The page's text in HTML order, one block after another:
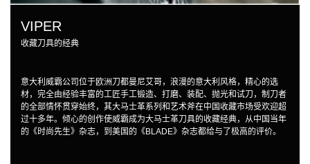
VIPER
收藏刀具的经典
意大利威霸公司位于欧洲刀都曼尼艾哥，浪漫的意大利风格，精心的选
材，完全由经验丰富的工匠手工锻造、打磨、装配、抛光和试刀，制刀者
的全部情怀贯穿始终，其大马士革系列和艺术斧在中国收藏市场受欢迎超
过十多年。倾心的创作使威霸成为大马士革刀具的收藏经典，从中国当年
的《时尚先生》杂志，到美国的《BLADE》杂志都给与了极高的评价。